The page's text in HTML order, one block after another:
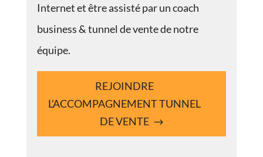
Internet et être assisté par un coach
business & tunnel de vente de notre
équipe.
REJOINDRE
L'ACCOMPAGNEMENT TUNNEL
DE VENTE